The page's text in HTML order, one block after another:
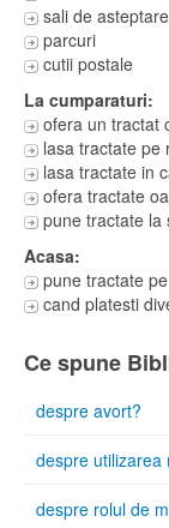
sali de asteptare
parcuri
cutii postale
La cumparaturi:
ofera un tractat
lasa tractate pe
lasa tractate in
ofera tractate
pune tractate la
Acasa:
pune tractate
cand platesti
Ce spune
despre avort?
despre utilizarea
despre rolul de